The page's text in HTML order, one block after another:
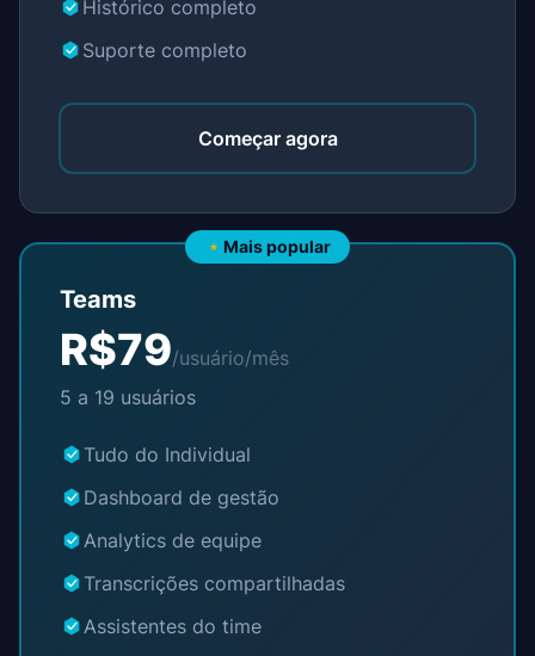
Histórico completo
Suporte completo
Começar agora
Mais popular
Teams
R$79/usuário/mês
5 a 19 usuários
Tudo do Individual
Dashboard de gestão
Analytics de equipe
Transcrições compartilhadas
Assistentes do time